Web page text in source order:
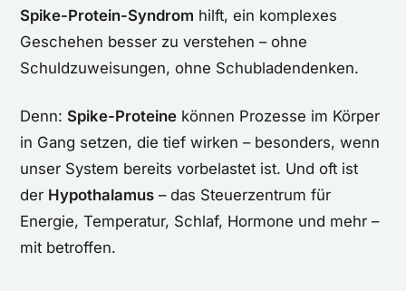
Spike-Protein-Syndrom hilft, ein komplexes
Geschehen besser zu verstehen – ohne
Schuldzuweisungen, ohne Schubladendenken.
Denn: Spike-Proteine können Prozesse im Körper
in Gang setzen, die tief wirken – besonders, wenn
unser System bereits vorbelastet ist. Und oft ist
der Hypothalamus – das Steuerzentrum für
Energie, Temperatur, Schlaf, Hormone und mehr –
mit betroffen.